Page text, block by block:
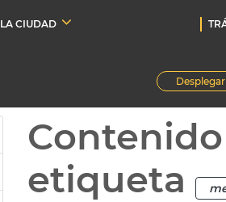
LA CIUDAD
Desplegar
etiqueta